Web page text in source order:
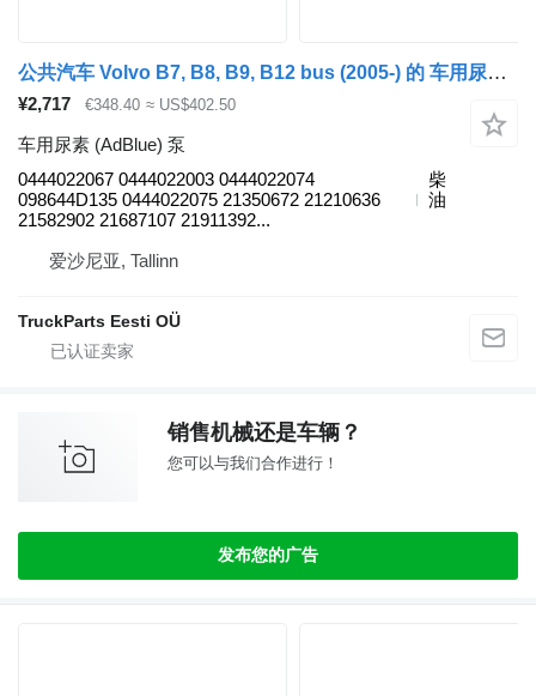
公共汽车 Volvo B7, B8, B9, B12 bus (2005-) 的 车用尿素 (AdBlue) 泵 VOLVO,BOSCH B7R (01.06-) 0444022067
¥2,717 €348.40 ≈ US$402.50
车用尿素 (AdBlue) 泵
0444022067 0444022003 0444022074
098644D135 0444022075 21350672 21210636
21582902 21687107 21911392...
柴
油
爱沙尼亚, Tallinn
TruckParts Eesti OÜ
销售机械还是车辆？
您可以与我们合作进行！
发布您的广告